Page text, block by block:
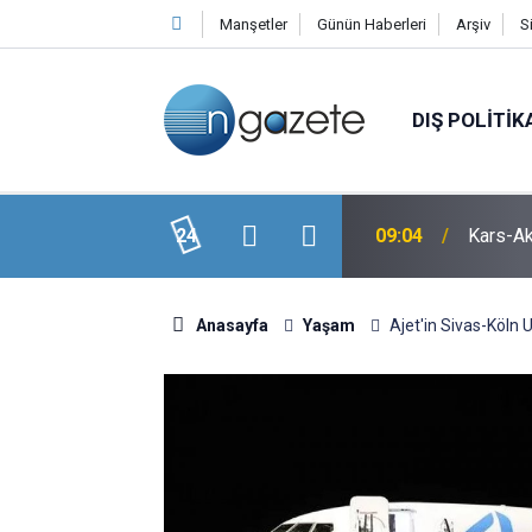
Manşetler Günün Haberleri Arşiv
DIŞ
24 09:04 Kars-
Anasayfa Yaşam Ajet'in Sivas-Köln